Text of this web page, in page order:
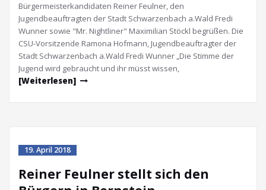
Bürgermeisterkandidaten Reiner Feulner, den
Jugendbeauftragten der Stadt Schwarzenbach a.Wald Fredi
Wunner sowie "Mr. Nightliner" Maximilian Stöckl begrüßen. Die
CSU-Vorsitzende Ramona Hofmann, Jugendbeauftragter der
Stadt Schwarzenbach a.Wald Fredi Wunner „Die Stimme der
Jugend wird gebraucht und ihr müsst wissen,
[Weiterlesen]
19. April 2018
Reiner Feulner stellt sich den